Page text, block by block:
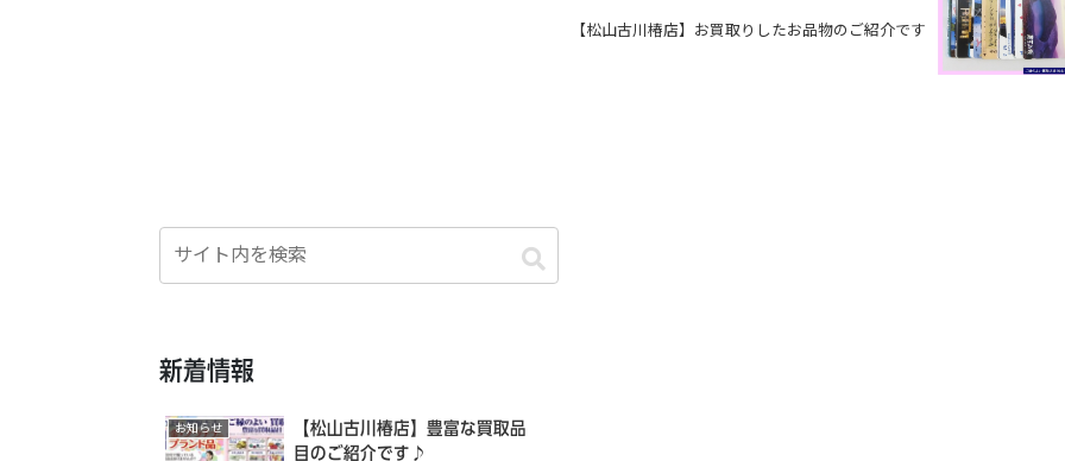
【松山古川椿店】お買取りしたお品物のご紹介です
新着情報
お知らせ
【松山古川椿店】豊富な買取品
目のご紹介です♪